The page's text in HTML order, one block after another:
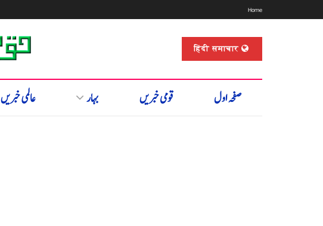
Home
हिंदी समाचार
صفحہ اول قومی خبریں بہار عالمی خبریں